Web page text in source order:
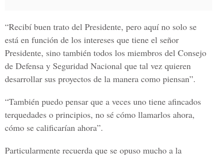
“Recibí buen trato del Presidente, pero aquí no solo se
está en función de los intereses que tiene el señor
Presidente, sino también todos los miembros del Consejo
de Defensa y Seguridad Nacional que tal vez quieren
desarrollar sus proyectos de la manera como piensan”.
“También puedo pensar que a veces uno tiene afincados
terquedades o principios, no sé cómo llamarlos ahora,
cómo se calificarían ahora”.
Particularmente recuerda que se opuso mucho a la